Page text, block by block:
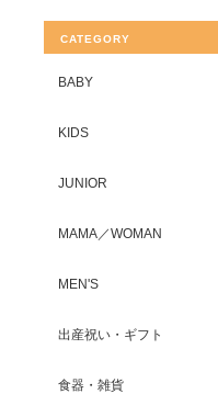
CATEGORY
BABY
KIDS
JUNIOR
MAMA／WOMAN
MEN'S
出産祝い・ギフト
食器・雑貨